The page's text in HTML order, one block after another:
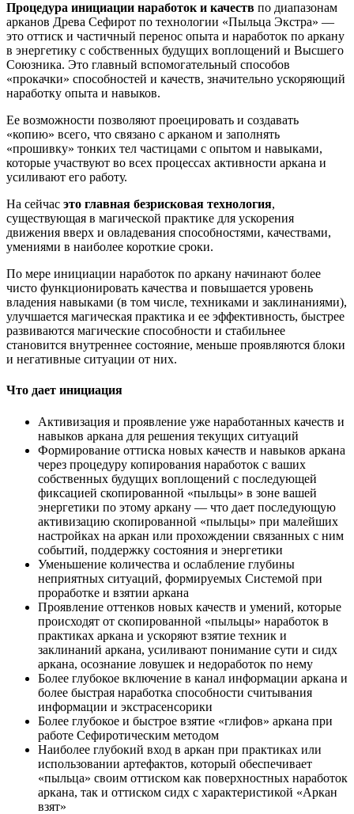
Процедура инициации наработок и качеств по диапазонам
арканов Древа Сефирот по технологии «Пыльца Экстра» —
это оттиск и частичный перенос опыта и наработок по аркану
в энергетику с собственных будущих воплощений и Высшего
Союзника. Это главный вспомогательный способов
«прокачки» способностей и качеств, значительно ускоряющий
наработку опыта и навыков.
Ее возможности позволяют проецировать и создавать
«копию» всего, что связано с арканом и заполнять
«прошивку» тонких тел частицами с опытом и навыками,
которые участвуют во всех процессах активности аркана и
усиливают его работу.
На сейчас это главная безрисковая технология,
существующая в магической практике для ускорения
движения вверх и овладевания способностями, качествами,
умениями в наиболее короткие сроки.
По мере инициации наработок по аркану начинают более
чисто функционировать качества и повышается уровень
владения навыками (в том числе, техниками и заклинаниями),
улучшается магическая практика и ее эффективность, быстрее
развиваются магические способности и стабильнее
становится внутреннее состояние, меньше проявляются блоки
и негативные ситуации от них.
Что дает инициация
Активизация и проявление уже наработанных качеств и
навыков аркана для решения текущих ситуаций
Формирование оттиска новых качеств и навыков аркана
через процедуру копирования наработок с ваших
собственных будущих воплощений с последующей
фиксацией скопированной «пыльцы» в зоне вашей
энергетики по этому аркану — что дает последующую
активизацию скопированной «пыльцы» при малейших
настройках на аркан или прохождении связанных с ним
событий, поддержку состояния и энергетики
Уменьшение количества и ослабление глубины
неприятных ситуаций, формируемых Системой при
проработке и взятии аркана
Проявление оттенков новых качеств и умений, которые
происходят от скопированной «пыльцы» наработок в
практиках аркана и ускоряют взятие техник и
заклинаний аркана, усиливают понимание сути и сидх
аркана, осознание ловушек и недоработок по нему
Более глубокое включение в канал информации аркана и
более быстрая наработка способности считывания
информации и экстрасенсорики
Более глубокое и быстрое взятие «глифов» аркана при
работе Сефиротическим методом
Наиболее глубокий вход в аркан при практиках или
использовании артефактов, который обеспечивает
«пыльца» своим оттиском как поверхностных наработок
аркана, так и оттиском сидх с характеристикой «Аркан
взят»